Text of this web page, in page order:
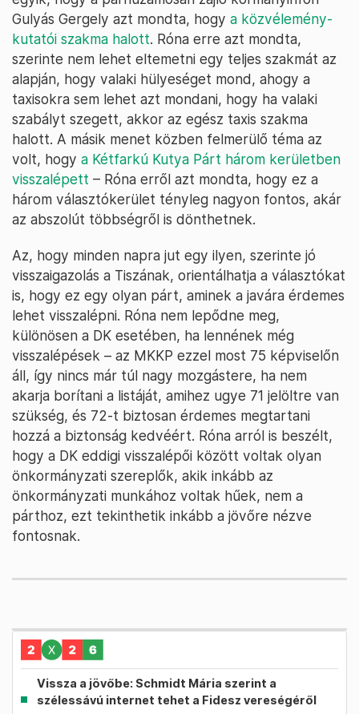
Gulyás Gergely azt mondta, hogy a közvélemény-
kutatói szakma halott. Róna erre azt mondta,
szerinte nem lehet eltemetni egy teljes szakmát az
alapján, hogy valaki hülyeséget mond, ahogy a
taxisokra sem lehet azt mondani, hogy ha valaki
szabályt szegett, akkor az egész taxis szakma
halott. A másik menet közben felmerülő téma az
volt, hogy a Kétfarkú Kutya Párt három kerületben
visszalépett – Róna erről azt mondta, hogy ez a
három választókerület tényleg nagyon fontos, akár
az abszolút többségről is dönthetnek.
Az, hogy minden napra jut egy ilyen, szerinte jó
visszaigazolás a Tiszának, orientálhatja a választókat
is, hogy ez egy olyan párt, aminek a javára érdemes
lehet visszalépni. Róna nem lepődne meg,
különösen a DK esetében, ha lennének még
visszalépések – az MKKP ezzel most 75 képviselőn
áll, így nincs már túl nagy mozgástere, ha nem
akarja borítani a listáját, amihez ugye 71 jelöltre van
szükség, és 72-t biztosan érdemes megtartani
hozzá a biztonság kedvéért. Róna arról is beszélt,
hogy a DK eddigi visszalépői között voltak olyan
önkormányzati szereplők, akik inkább az
önkormányzati munkához voltak hűek, nem a
párthoz, ezt tekinthetik inkább a jövőre nézve
fontosnak.
Vissza a jövőbe: Schmidt Mária szerint a
szélessávú internet tehet a Fidesz vereségéről